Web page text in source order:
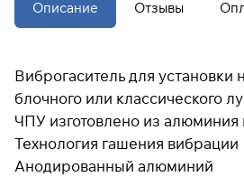
Описание Отзывы
Виброгаситель для установки
блочного или классического
ЧПУ изготовлено из алюминия
Технология гашения вибрации
Анодированный алюминий
* При оплате через
скидки по купонам не
Подробнее
об оплате Плайтом